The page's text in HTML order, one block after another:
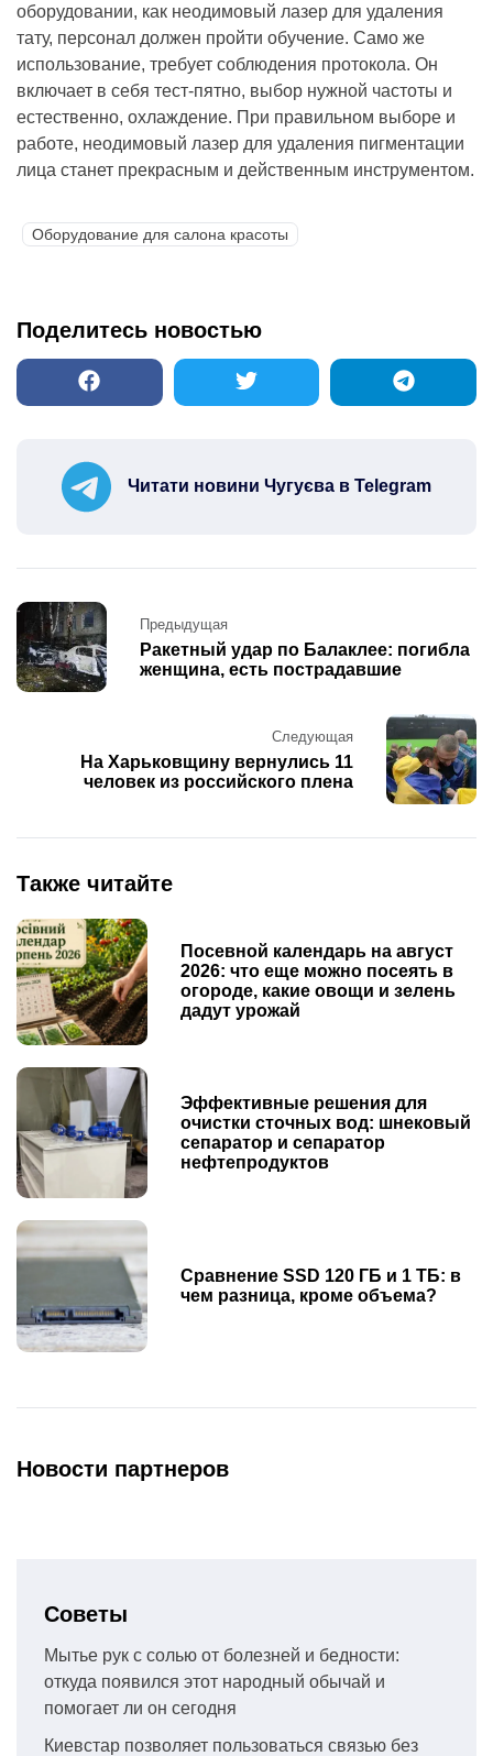
оборудовании, как неодимовый лазер для удаления
тату, персонал должен пройти обучение. Само же
использование, требует соблюдения протокола. Он
включает в себя тест-пятно, выбор нужной частоты и
естественно, охлаждение. При правильном выборе и
работе, неодимовый лазер для удаления пигментации
лица станет прекрасным и действенным инструментом.
Оборудование для салона красоты
Поделитесь новостью
Читати новини Чугуєва в Telegram
Post
navigation
Предыдущая
Ракетный удар по Балаклее: погибла
женщина, есть пострадавшие
Следующая
На Харьковщину вернулись 11
человек из российского плена
Также читайте
Посевной календарь на август
2026: что еще можно посеять в
огороде, какие овощи и зелень
дадут урожай
Эффективные решения для
очистки сточных вод: шнековый
сепаратор и сепаратор
нефтепродуктов
Сравнение SSD 120 ГБ и 1 ТБ: в
чем разница, кроме объема?
Новости партнеров
Советы
Мытье рук с солью от болезней и бедности:
откуда появился этот народный обычай и
помогает ли он сегодня
Киевстар позволяет пользоваться связью без